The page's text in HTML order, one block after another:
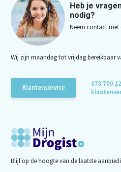
Heb je
nodig?
Neem contact met
Wij zijn maandag tot vrijdag bereikbaar
Klantenservice
078 700
Blijf op de hoogte van de laatste